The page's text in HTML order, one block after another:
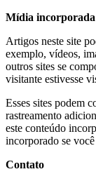
Mídia incorporada
Artigos neste site
exemplo, vídeos,
outros sites se
visitante estivesse
Esses sites podem
rastreamento
este conteúdo
incorporado se
Contato